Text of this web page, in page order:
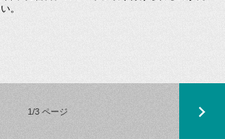
い。
1/3 ページ